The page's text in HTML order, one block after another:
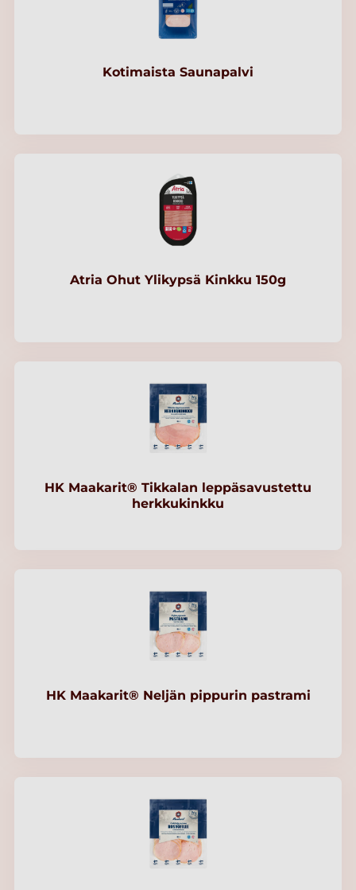
Kotimaista Saunapalvi
Atria Ohut Ylikypsä Kinkku 150g
HK Maakarit® Tikkalan leppäsavustettu
herkkukinkku
HK Maakarit® Neljän pippurin pastrami